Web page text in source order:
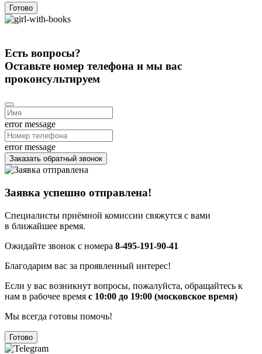
Готово
Есть вопросы?
Оставьте номер телефона и мы вас
проконсультируем
error message
error message
Заказать обратный звонок
Заявка успешно отправлена!
Специалисты приёмной комиссии свяжутся с вами
в ближайшее время.
Ожидайте звонок с номера 8-495-191-90-41
Благодарим вас за проявленный интерес!
Если у вас возникнут вопросы, пожалуйста, обращайтесь к
нам в рабочее время с 10:00 до 19:00 (московское время)
Мы всегда готовы помочь!
Готово